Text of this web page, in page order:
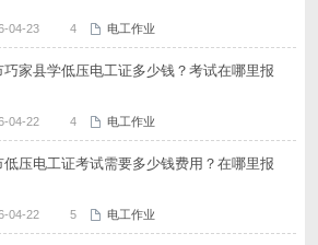
04-23 4 电工作业
巧家县学低压电工证多少钱？考试在哪里报
04-22 4 电工作业
低压电工证考试需要多少钱费用？在哪里报
04-22 5 电工作业